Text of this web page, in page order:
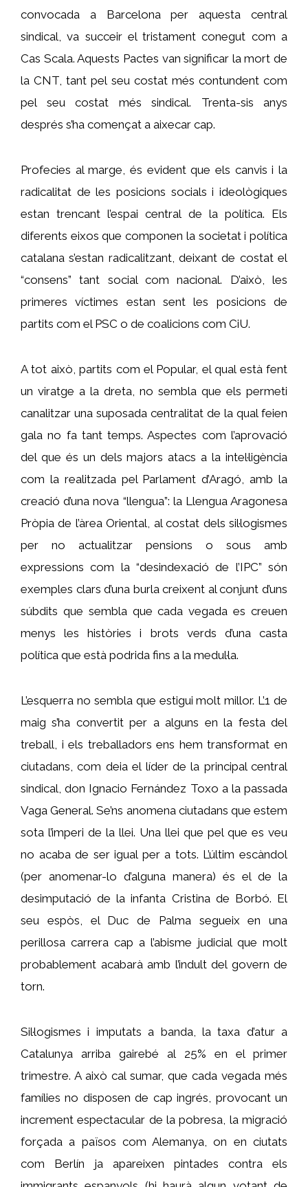
convocada a Barcelona per aquesta central
sindical, va succeir el tristament conegut com a
Cas Scala. Aquests Pactes van significar la mort de
la CNT, tant pel seu costat més contundent com
pel seu costat més sindical. Trenta-sis anys
després s’ha començat a aixecar cap.
Profecies al marge, és evident que els canvis i la
radicalitat de les posicions socials i ideològiques
estan trencant l’espai central de la política. Els
diferents eixos que componen la societat i política
catalana s’estan radicalitzant, deixant de costat el
“consens” tant social com nacional. D’això, les
primeres víctimes estan sent les posicions de
partits com el PSC o de coalicions com CiU.
A tot això, partits com el Popular, el qual està fent
un viratge a la dreta, no sembla que els permeti
canalitzar una suposada centralitat de la qual feien
gala no fa tant temps. Aspectes com l’aprovació
del que és un dels majors atacs a la intel·ligència
com la realitzada pel Parlament d’Aragó, amb la
creació d’una nova “llengua”: la Llengua Aragonesa
Pròpia de l’àrea Oriental, al costat dels sil·logismes
per no actualitzar pensions o sous amb
expressions com la “desindexació de l’IPC” són
exemples clars d’una burla creixent al conjunt d’uns
súbdits que sembla que cada vegada es creuen
menys les històries i brots verds d’una casta
política que està podrida fins a la medul·la.
L’esquerra no sembla que estigui molt millor. L’1 de
maig s’ha convertit per a alguns en la festa del
treball, i els treballadors ens hem transformat en
ciutadans, com deia el líder de la principal central
sindical, don Ignacio Fernández Toxo a la passada
Vaga General. Se’ns anomena ciutadans que estem
sota l’imperi de la llei. Una llei que pel que es veu
no acaba de ser igual per a tots. L’últim escàndol
(per anomenar-lo d’alguna manera) és el de la
desimputació de la infanta Cristina de Borbó. El
seu espòs, el Duc de Palma segueix en una
perillosa carrera cap a l’abisme judicial que molt
probablement acabarà amb l’indult del govern de
torn.
Sil·logismes i imputats a banda, la taxa d’atur a
Catalunya arriba gairebé al 25% en el primer
trimestre. A això cal sumar, que cada vegada més
famílies no disposen de cap ingrés, provocant un
increment espectacular de la pobresa, la migració
forçada a països com Alemanya, on en ciutats
com Berlín ja apareixen pintades contra els